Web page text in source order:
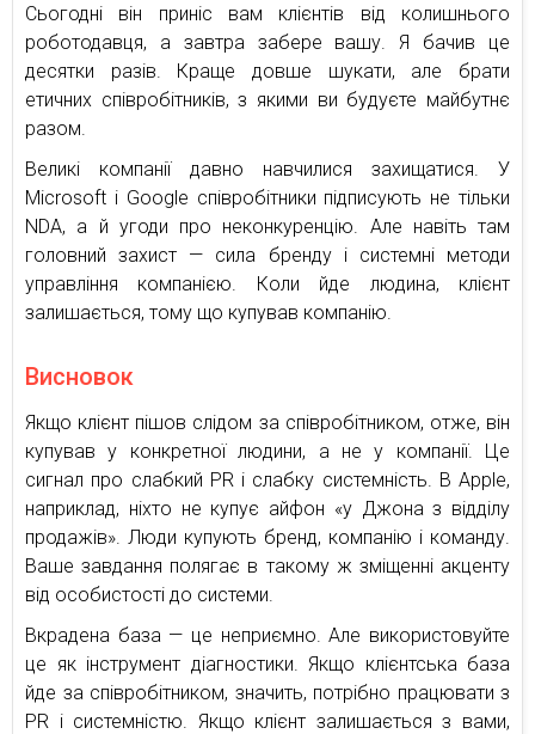
Сьогодні він приніс вам клієнтів від колишнього
роботодавця, а завтра забере вашу. Я бачив це
десятки разів. Краще довше шукати, але брати
етичних співробітників, з якими ви будуєте майбутнє
разом.
Великі компанії давно навчилися захищатися. У
Microsoft і Google співробітники підписують не тільки
NDA, а й угоди про неконкуренцію. Але навіть там
головний захист — сила бренду і системні методи
управління компанією. Коли йде людина, клієнт
залишається, тому що купував компанію.
Висновок
Якщо клієнт пішов слідом за співробітником, отже, він
купував у конкретної людини, а не у компанії. Це
сигнал про слабкий PR і слабку системність. В Apple,
наприклад, ніхто не купує айфон «у Джона з відділу
продажів». Люди купують бренд, компанію і команду.
Ваше завдання полягає в такому ж зміщенні акценту
від особистості до системи.
Вкрадена база — це неприємно. Але використовуйте
це як інструмент діагностики. Якщо клієнтська база
йде за співробітником, значить, потрібно працювати з
PR і системністю. Якщо клієнт залишається з вами,